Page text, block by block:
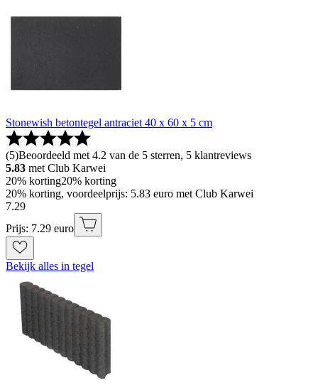
Stonewish betontegel antraciet 40 x 60 x 5 cm
(5)Beoordeeld met 4.2 van de 5 sterren, 5 klantreviews
5.83 met Club Karwei
20% korting20% korting
20% korting, voordeelprijs: 5.83 euro met Club Karwei
7.29
Prijs: 7.29 euro
Bekijk alles in tegel